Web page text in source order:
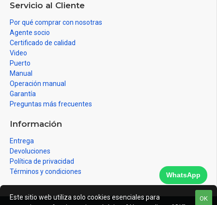
Servicio al Cliente
Por qué comprar con nosotras
Agente socio
Certificado de calidad
Video
Puerto
Manual
Operación manual
Garantía
Preguntas más frecuentes
Información
Entrega
Devoluciones
Política de privacidad
Términos y condiciones
OK
Este sitio web utiliza solo cookies esenciales para
WhatsApp